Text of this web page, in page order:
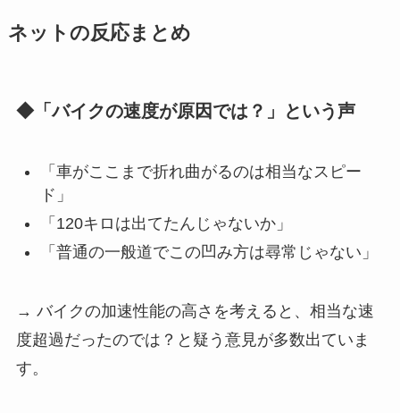
ネットの反応まとめ
◆「バイクの速度が原因では？」という声
「車がここまで折れ曲がるのは相当なスピー
ド」
「120キロは出てたんじゃないか」
「普通の一般道でこの凹み方は尋常じゃない」
→ バイクの加速性能の高さを考えると、相当な速
度超過だったのでは？と疑う意見が多数出ていま
す。